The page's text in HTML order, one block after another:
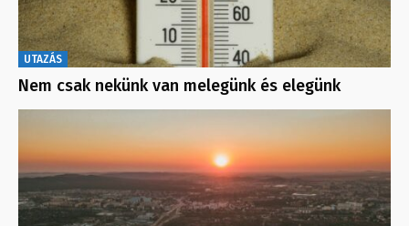
UTAZÁS
Nem csak nekünk van melegünk és elegünk